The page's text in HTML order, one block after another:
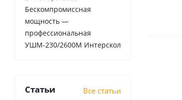
Бескомпромиссная
мощность —
профессиональная
УШМ-230/2600М Интерскол
Статьи Все статьи